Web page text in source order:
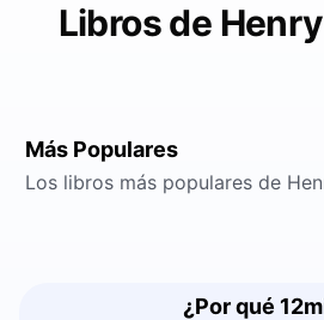
Libros de
Más Populares
Los libros más populares de
¿Por qué